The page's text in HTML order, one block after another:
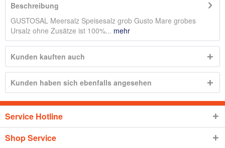
Beschreibung
GUSTOSAL Meersalz Speisesalz grob Gusto Mare grobes
Ursalz ohne Zusätze ist 100%... mehr
Kunden kauften auch
Kunden haben sich ebenfalls angesehen
Service Hotline
Shop Service